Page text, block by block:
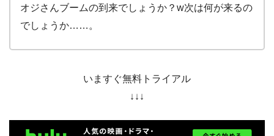
オジさんブームの到来でしょうか？w次は何が来るの
でしょうか……。
いますぐ無料トライアル
↓↓↓